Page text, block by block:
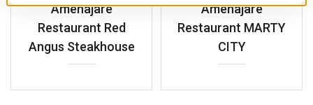
Amenajare
Restaurant Red
Angus Steakhouse
Amenajare
Restaurant MARTY
CITY